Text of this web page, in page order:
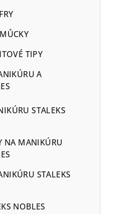
TIPY
A
STALEKS
NA MANIKÚRU
STALEKS
NOBLES